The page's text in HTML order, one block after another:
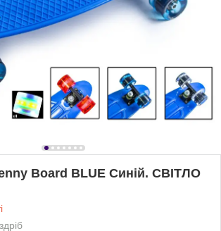
Board BLUE Синій. СВІТЛО